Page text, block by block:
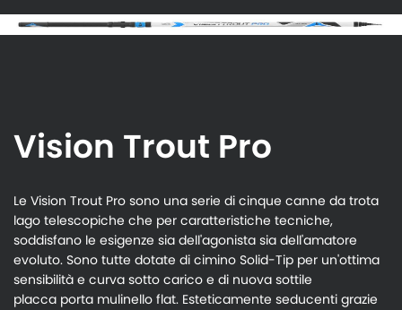
Vision Trout Pro
Le Vision Trout Pro sono una serie di cinque canne da trota
lago telescopiche che per caratteristiche tecniche,
soddisfano le esigenze sia dell'agonista sia dell'amatore
evoluto. Sono tutte dotate di cimino Solid-Tip per un'ottima
sensibilità e curva sotto carico e di nuova sottile
placca porta mulinello flat. Esteticamente seducenti grazie